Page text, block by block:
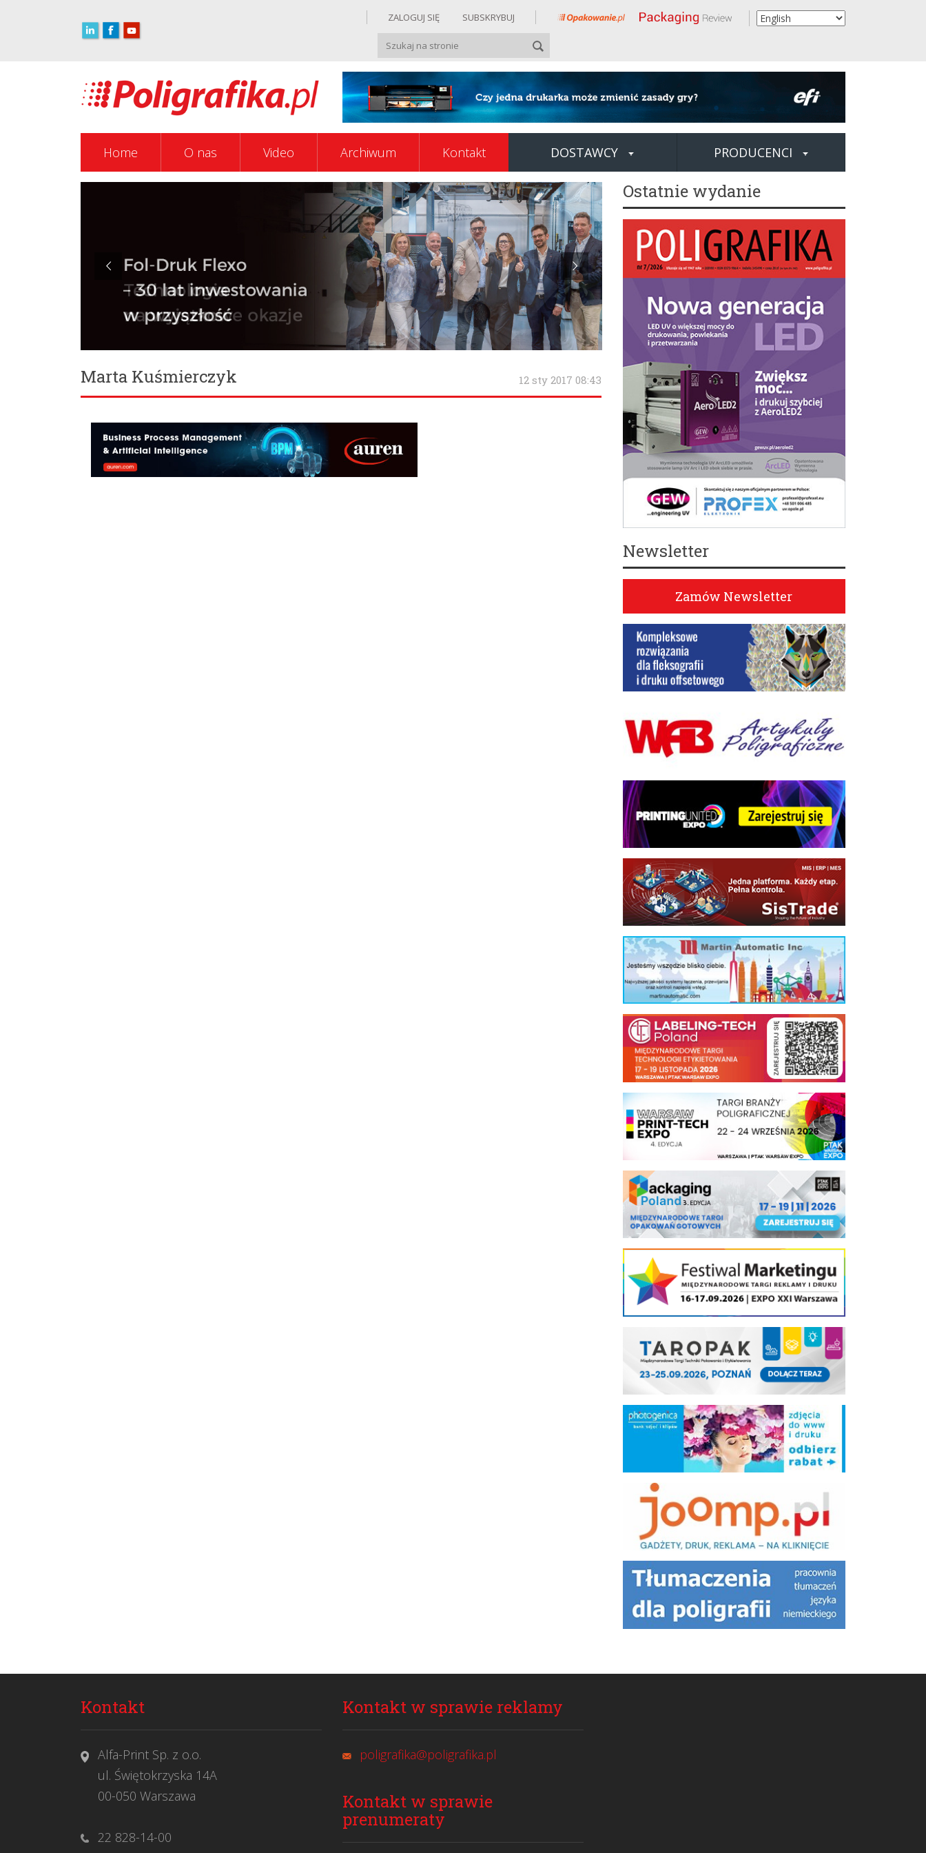
ZALOGUJ SIĘ SUBSKRYBUJ
Home O nas Video Archiwum Kontakt DOSTAWCY PRODUCENCI
Marta Kuśmierczyk 12 sty 2017 08:43
Ostatnie wydanie
Newsletter
Zamów Newsletter
Kontakt
Alfa-Print Sp. z o.o.
ul. Świętokrzyska 14A
00-050 Warszawa
22 828-14-00
Kontakt w sprawie reklamy
poligrafika@poligrafika.pl
Kontakt w sprawie
prenumeraty